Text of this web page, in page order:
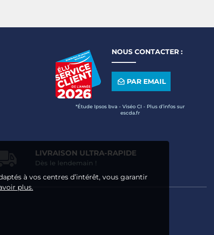
à vos centres d’intérêt, vous garantir
plus.
NOUS CONTACTER :
PAR EMAIL
*Étude Ipsos bva - Viséo CI - Plus d’infos sur
escda.fr
LIVRAISON ULTRA-RAPIDE
Dès le lendemain !